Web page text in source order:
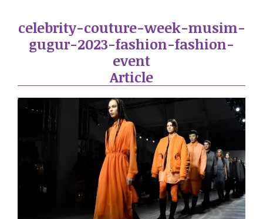
celebrity-couture-week-musim-
gugur-2023-fashion-fashion-
event
Article